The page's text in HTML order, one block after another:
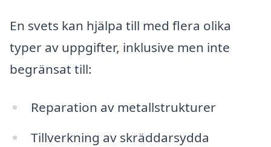
En svets kan hjälpa till med flera olika
typer av uppgifter, inklusive men inte
begränsat till:
Reparation av metallstrukturer
Tillverkning av skräddarsydda